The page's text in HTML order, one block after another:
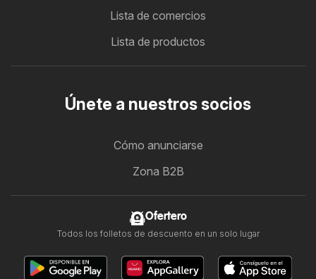
Lista de comercios
Lista de productos
Únete a nuestros socios
Cómo anunciarse
Zona B2B
Ofertero
Todos los folletos de descuento en un solo lugar